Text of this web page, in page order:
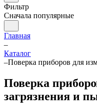
Фильтр
Сначала популярные
Главная
–
Каталог
–Поверка приборов для
Поверка
загрязнения и